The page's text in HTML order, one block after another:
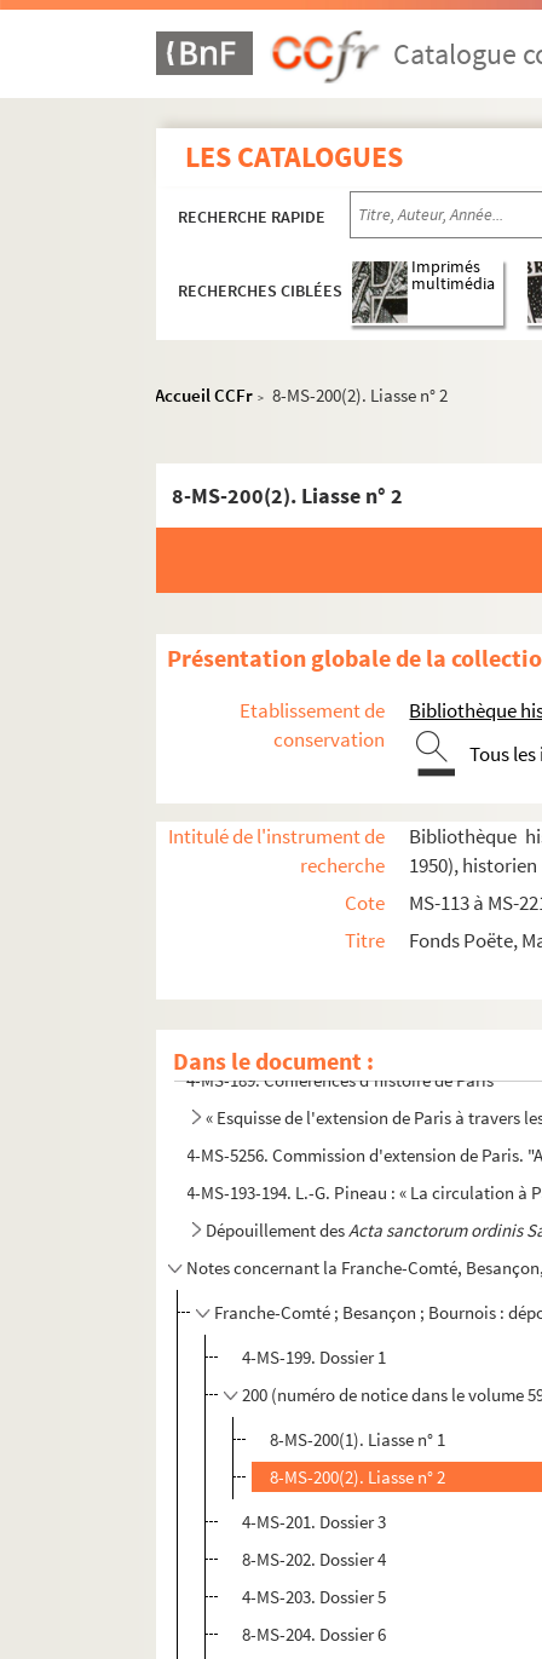
Catalogue
LES CATALOGUES
RECHERCHE RAPIDE
RECHERCHES CIBLÉES
Imprimés
multimédia
Accueil CCFr > 8-MS-200(2). Liasse n° 2
8-MS-200(2). Liasse n° 2
Présentation globale de la
Etablissement de
conservation
Bibliothèque
Tous
Intitulé de l'instrument de
recherche
Bibliothèque
1950), historien
Cote
MS-113 à MS-
Titre
Fonds Poëte,
Dans le document :
8-MS-4809. Marcel Poëte. Étude sur les
Marcel Poëte. Manuscrits mis au net de ses
Antiquité. Notes de travail
Moyen Âge. Notes de travail, textes
Époque moderne (XVI
Époque contemporaine (1789 à nos jours).
Cours, conférences, communications,
Urbanisme. Notes de travail, textes de
4-MS-186. "Cours Institut et Sorbonne".
4-MS-189. Conférences d'histoire de Paris
« Esquisse de l'extension de Paris à travers
4-MS-5256. Commission d'extension de Paris.
4-MS-193-194. L.-G. Pineau : « La circulation
Dépouillement desActa sanctorum ordinis
Notes concernant la Franche-Comté,
Franche-Comté ; Besançon ; Bournois :
4-MS-199. Dossier 1
200 (numéro de notice dans le volume
8-MS-200(1). Liasse n° 1
8-MS-200(2). Liasse n° 2
4-MS-201. Dossier 3
8-MS-202. Dossier 4
4-MS-203. Dossier 5
8-MS-204. Dossier 6